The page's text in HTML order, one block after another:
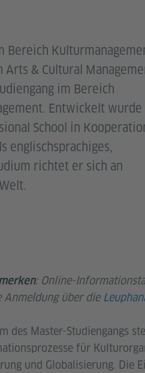
Bereich
& Cultural
im Bereich
Entwickelt wurde
School in
englischsprachiges,
richtet er sich an
: Online-
Anmeldung über die
des Master-Studiengangs
für
und Globalisierung. Die